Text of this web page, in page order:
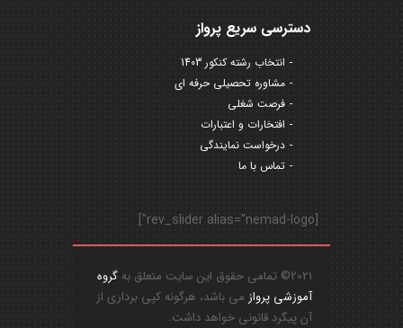
دسترسی سریع پرواز
انتخاب رشته کنکور 1403
مشاوره تحصیلی حرفه ای
فرصت شغلی
افتخارات و اعتبارات
درخواست نمایندگی
تماس با ما
[rev_slider alias="nemad-logo"]
2021© تمامی حقوق این سایت متعلق به
گروه
آموزشی پرواز می باشد، هرگونه کپی برداری از
آن پیگرد قانونی خواهد داشت.